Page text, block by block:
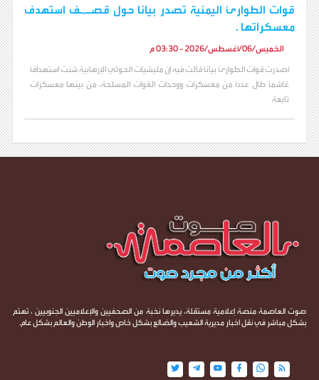
قوات الطوارئ اليمنية تصدر بيانا حول قصـ,ـف استهدف
معسكراتها .
الخميس/06/أغسطس/2026 - 03:30 م
أصدرت قوات الطوارئ بياناً قالت فيه إن مليشيات الحوثي الإرهابية شنت استهدافاً
غاشماً طال عدداً من معسكرات ووحدات القوات المسلحة، من بينها معسكرات
تابعة
صوت العاصمة منصة إعلامية مستقلة، يديرها نخبة من الصحفيين والإعلاميين الجنوبيين ، تهتم
بشكل مباشر في نقل اخبار مديرية الشعيب والضالع بشكل خاص واخبار الوطن والعالم بشكل عام.